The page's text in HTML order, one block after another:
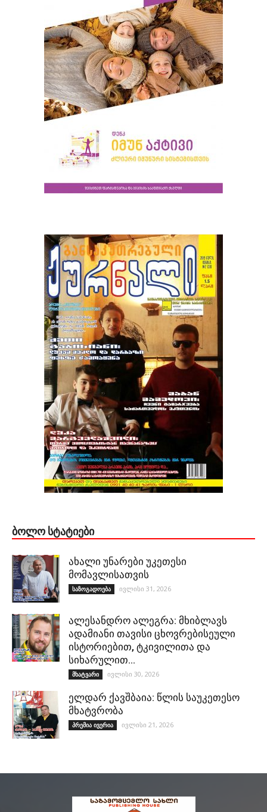
ᲑᲝᲚᲝ ᲡᲢᲐᲢᲘᲔᲑᲘ
ახალი უნარები უკეთესი
მომავლისათვის
საზოგადოება ივლისი 31, 2026
ალესანდრო ალეგრა: მხიბლავს
ადამიანი თავისი ცხოვრებისეული
ისტორიებით, ტკივილითა და
სიხარულით…
მხატვარი ივლისი 30, 2026
ელდარ ქავშბაია: წლის საუკეთესო
მხატვრობა
პრემია ივერია ივლისი 21, 2026